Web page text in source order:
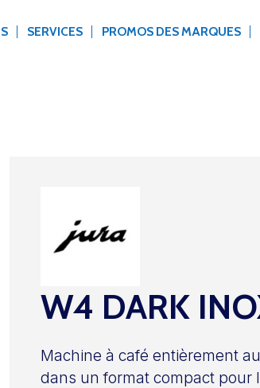
SERVICES PROMOS DES MARQUES
W4 DARK
Machine à café entièrement
dans un format compact pour